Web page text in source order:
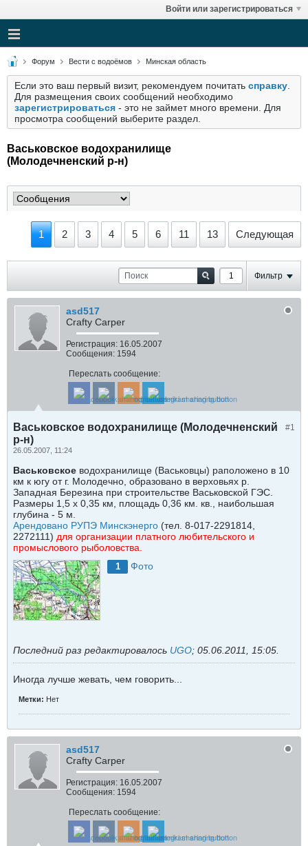
Войти или зарегистрироваться
Форум Вести с водоёмов Минская область
Если это ваш первый визит, рекомендуем почитать справку
Для размещения своих сообщений необходимо
зарегистрироваться - это не займет много времени. Для
просмотра сообщений выберите раздел.
Васьковское водохранилище
(Молодечненский р-н)
1 2 3 4 5 6 11 13 Следующая
Фильтр
asd517
Crafty Carper
Регистрация: 16.05.2007
Сообщения: 1594
Переслать сообщение:
#1
Васьковское водохранилище (Молодечненский
р-н)
26.05.2007, 11:24
Васьковское водохранилище (Васьковцы) раположено в 10
км к югу от г. Молодечно, образовано в верховьях р.
Западная Березина при строительстве Васьковской ГЭС.
Размеры 1,5 х 0,35 км, площадь 0,36 км. кв., наибольшая
глубина - 5 м.
Арендовано РУПЭ Минскэнерго (тел. 8-017-2291814,
2272111) для организации платного любительского и
промыслового рыболовства.
1 Фото
Последний раз редактировалось UGO; 05.06.2011, 15:05
Иногда лучше жевать, чем говорить...
Метки: Нет
asd517
Crafty Carper
Регистрация: 16.05.2007
Сообщения: 1594
Переслать сообщение: